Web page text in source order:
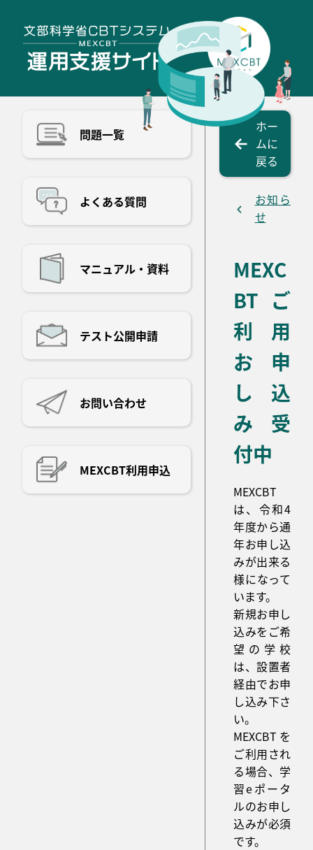
問題一覧
よくある質問
マニュアル・資料
テスト公開申請
お問い合わせ
MEXCBT利用申込
ホー
ムに
戻る
お知ら
せ
MEXC
BTご
利用
お申
し込
み受
付中
MEXCBT
は、令和4
年度から通
年お申し込
みが出来る
様になって
います。
新規お申し
込みをご希
望の学校
は、設置者
経由でお申
し込み下さ
い。
MEXCBTを
ご利用され
る場合、学
習eポータ
ルのお申し
込みが必須
です。